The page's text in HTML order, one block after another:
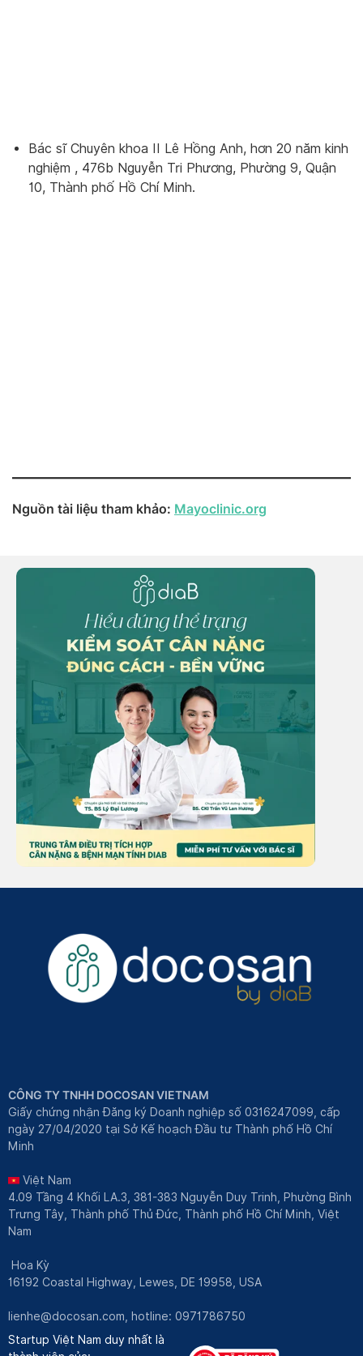
Bác sĩ Chuyên khoa II Lê Hồng Anh, hơn 20 năm kinh
nghiệm , 476b Nguyễn Tri Phương, Phường 9, Quận
10, Thành phố Hồ Chí Minh.
Nguồn tài liệu tham khảo: Mayoclinic.org
CÔNG TY TNHH DOCOSAN VIETNAM
Giấy chứng nhận Đăng ký Doanh nghiệp số 0316247099, cấp
ngày 27/04/2020 tại Sở Kế hoạch Đầu tư Thành phố Hồ Chí
Minh
Việt Nam
4.09 Tầng 4 Khối LA.3, 381-383 Nguyễn Duy Trinh, Phường Bình
Trưng Tây, Thành phố Thủ Đức, Thành phố Hồ Chí Minh, Việt
Nam
Hoa Kỳ
16192 Coastal Highway, Lewes, DE 19958, USA
lienhe@docosan.com , hotline: 0971786750
Startup Việt Nam duy nhất là